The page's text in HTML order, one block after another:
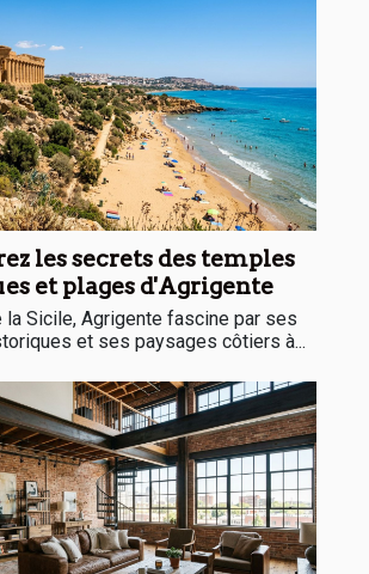
les secrets des temples
et plages d'Agrigente
Sicile, Agrigente fascine par ses
et ses paysages côtiers à...